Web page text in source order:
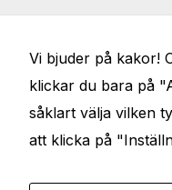
Vi bjuder på kakor!
klickar du bara på
såklart välja vilken
att klicka på